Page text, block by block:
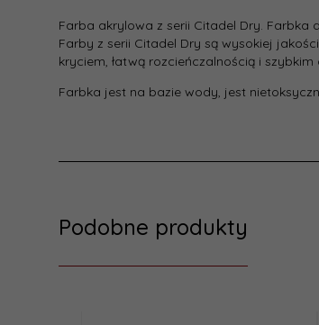
Farba akrylowa z serii Citadel Dry. Farbka
Farby z serii Citadel Dry są wysokiej
kryciem, łatwą rozcieńczalnością i szybkim
Farbka jest na bazie wody, jest
Podobne produkty